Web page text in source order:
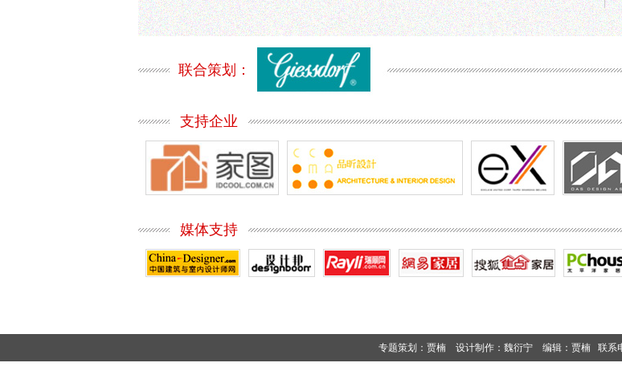
联合策划：
支持企业
媒体支持
专题策划：贾楠 设计制作：魏衍宁 编辑：贾楠 联系电